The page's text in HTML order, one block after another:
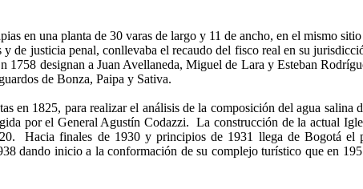
en una planta de 30 varas de largo y 11 de ancho, en el mismo
justicia penal, conllevaba el recaudo del fisco real en su
designan a Juan Avellaneda, Miguel de Lara y Esteban
de Bonza, Paipa y Sativa.
en 1825, para realizar el análisis de la composición del agua salina
por el General Agustín Codazzi. La construcción de la actual
Hacia finales de 1930 y principios de 1931 llega de Bogotá el
dando inicio a la conformación de su complejo turístico que en